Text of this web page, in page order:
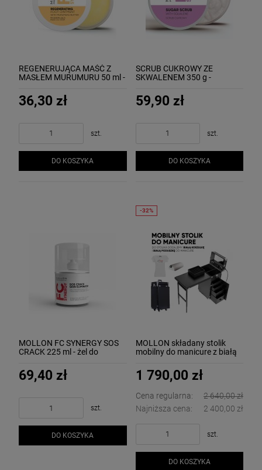
REGENERUJĄCA MAŚĆ Z
MASŁEM MURUMURU 50 ml -
FOOT OINTMENT WITH
MURUMURU BUTTER
36,30 zł
szt.
DO KOSZYKA
SCRUB CUKROWY ZE
SKWALENEM 350 g -
WITH SQUALENE
59,90 zł
szt.
DO KOSZYKA
MOLLON FC SYNERGY SOS
CRACK 225 ml - żel do
naskórka
69,40 zł
szt.
DO KOSZYKA
MOLLON składany stolik
mobilny do manicure z białą
1 790,00 zł
Cena regularna:
2 640,00 zł
Najniższa cena:
2 400,00 zł
szt.
DO KOSZYKA